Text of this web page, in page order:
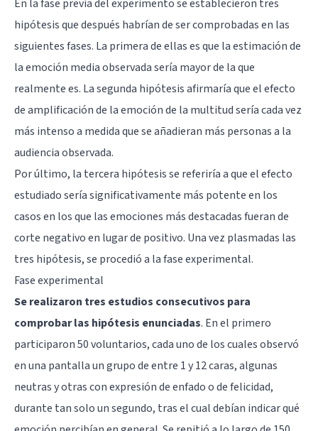
En la fase previa del experimento se establecieron tres
hipótesis que después habrían de ser comprobadas en las
siguientes fases. La primera de ellas es que la estimación de
la emoción media observada sería mayor de la que
realmente es. La segunda hipótesis afirmaría que el efecto
de amplificación de la emoción de la multitud sería cada vez
más intenso a medida que se añadieran más personas a la
audiencia observada.
Por último, la tercera hipótesis se referiría a que el efecto
estudiado sería significativamente más potente en los
casos en los que las emociones más destacadas fueran de
corte negativo en lugar de positivo. Una vez plasmadas las
tres hipótesis, se procedió a la fase experimental.
Fase experimental
Se realizaron tres estudios consecutivos para
comprobar las hipótesis enunciadas. En el primero
participaron 50 voluntarios, cada uno de los cuales observó
en una pantalla un grupo de entre 1 y 12 caras, algunas
neutras y otras con expresión de enfado o de felicidad,
durante tan solo un segundo, tras el cual debían indicar qué